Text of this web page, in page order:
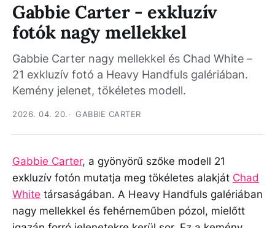
Gabbie Carter - exkluzív
fotók nagy mellekkel
Gabbie Carter nagy mellekkel és Chad White –
21 exkluzív fotó a Heavy Handfuls galériában.
Kemény jelenet, tökéletes modell.
2026. 04. 20. GABBIE CARTER
Gabbie Carter, a gyönyörű szőke modell 21
exkluzív fotón mutatja meg tökéletes alakját Chad
White társaságában. A Heavy Handfuls galériában
nagy mellekkel és fehérneműben pózol, mielőtt